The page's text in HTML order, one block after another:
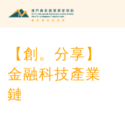
【創。分享】
金融科技產業
鏈